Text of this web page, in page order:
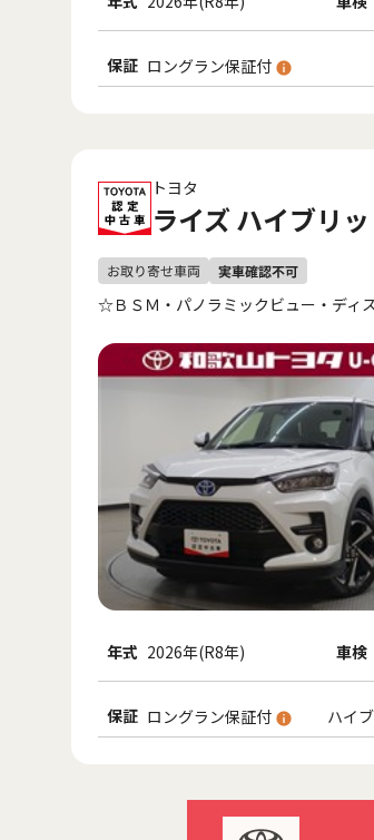
保証 ロングラン保証付
トヨタ
ライズ ハイブリ
☆ＢＳＭ・パノラミックビュー・ディ
年式 2026年(R8年) 車検
保証 ロングラン保証付 ハイ